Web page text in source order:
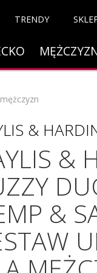
TRENDY
&
&
&